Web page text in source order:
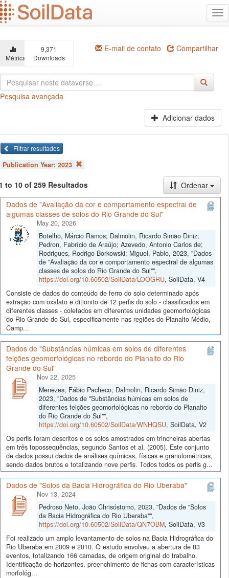
Ir
para
o
principal
Métricas
9,371
Downloads
E-mail de contato Compartilhar
Pesquisa avançada
Adicionar dados
Filtrar resultados
Publication Year: 2023
to 10 of 259 Resultados
Ordenar
Dados de "Avaliação da cor e comportamento espectral de
algumas classes de solos do Rio Grande do Sul"
May 20, 2026
Botelho, Márcio Ramos; Dalmolin, Ricardo Simão Diniz;
Pedron, Fabrício de Araújo; Azevedo, Antonio Carlos de;
Rodrigues, Rodrigo Borkowski; Miguel, Pablo, 2023, "Dados
de "Avaliação da cor e comportamento espectral de algumas
classes de solos do Rio Grande do Sul"",
https://doi.org/10.60502/SoilData/LOOGRU, SoilData, V4
Consiste de dados do conteúdo de ferro do solo determinado após
extração com oxalato e ditionito de 12 perfis do solo - classificados em
diferentes classes - coletados em diferentes unidades geomorfológicas
do Rio Grande do Sul, especificamente nas regiões do Planalto Médio,
Camp...
Dados de "Substâncias húmicas em solos de diferentes
feições geomorfológicas no rebordo do Planalto do Rio
Grande do Sul"
Nov 22, 2025
Menezes, Fábio Pacheco; Dalmolin, Ricardo Simão Diniz,
2023, "Dados de "Substâncias húmicas em solos de
diferentes feições geomorfológicas no rebordo do Planalto
do Rio Grande do Sul"",
https://doi.org/10.60502/SoilData/WNHQSU, SoilData, V2
Os perfis foram descritos e os solos amostrados em trincheiras abertas
em três topossequências, segundo Santos et al. (2005). Este conjunto
de dados possui dados de análises químicas, físicas e granulométricas,
sendo dados brutos e totalizando nove perfis. Todos todos os perfis g...
Dados de "Solos da Bacia Hidrográfica do Rio Uberaba"
Nov 13, 2024
Pedroso Neto, João Chrisóstomo, 2023, "Dados de "Solos
da Bacia Hidrográfica do Rio Uberaba"",
https://doi.org/10.60502/SoilData/QN7OBM, SoilData, V3
Foi realizado um amplo levantamento de solos na Bacia Hidrográfica do
Rio Uberaba em 2009 e 2010. O estudo envolveu a abertura de 83
eventos, totalizando 166 camadas, de origem original do trabalho.
Identificação de horizontes, preenchimento de fichas com características
morfológ...